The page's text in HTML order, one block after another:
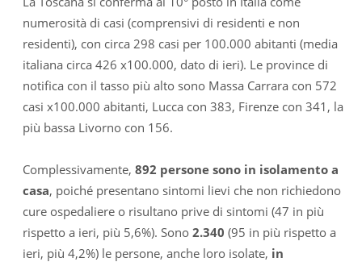
numerosità di casi (comprensivi di residenti e non
residenti), con circa 298 casi per 100.000 abitanti (media
italiana circa 426 x100.000, dato di ieri). Le province di
notifica con il tasso più alto sono Massa Carrara con 572
casi x100.000 abitanti, Lucca con 383, Firenze con 341, la
più bassa Livorno con 156.
Complessivamente, 892 persone sono in isolamento a
casa, poiché presentano sintomi lievi che non richiedono
cure ospedaliere o risultano prive di sintomi (47 in più
rispetto a ieri, più 5,6%). Sono 2.340 (95 in più rispetto a
ieri, più 4,2%) le persone, anche loro isolate, in